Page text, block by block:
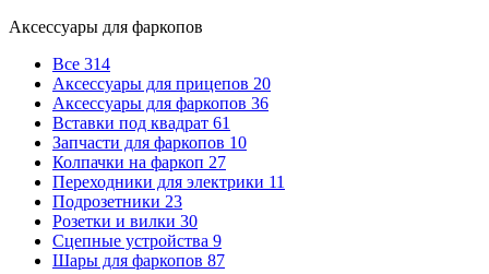
Аксессуары для фаркопов
Все 314
Аксессуары для прицепов 20
Аксессуары для фаркопов 36
Вставки под квадрат 61
Запчасти для фаркопов 10
Колпачки на фаркоп 27
Переходники для электрики 11
Подрозетники 23
Розетки и вилки 30
Сцепные устройства 9
Шары для фаркопов 87